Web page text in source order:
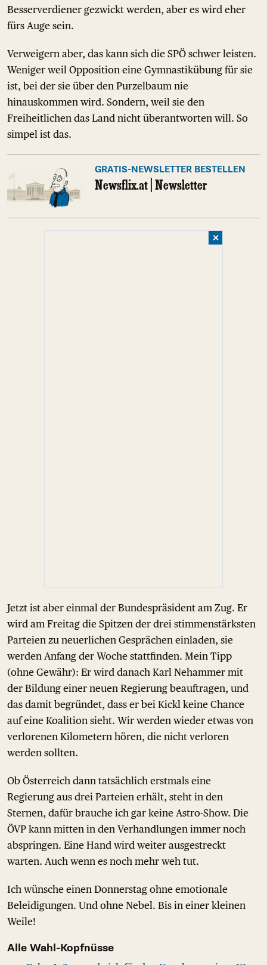
Besserverdiener gezwickt werden, aber es wird eher
fürs Auge sein.
Verweigern aber, das kann sich die SPÖ schwer leisten.
Weniger weil Opposition eine Gymnastikübung für sie
ist, bei der sie über den Purzelbaum nie
hinauskommen wird. Sondern, weil sie den
Freiheitlichen das Land nicht überantworten will. So
simpel ist das.
GRATIS-NEWSLETTER BESTELLEN
Newsflix.at | Newsletter
✕
Jetzt ist aber einmal der Bundespräsident am Zug. Er
wird am Freitag die Spitzen der drei stimmenstärksten
Parteien zu neuerlichen Gesprächen einladen, sie
werden Anfang der Woche stattfinden. Mein Tipp
(ohne Gewähr): Er wird danach Karl Nehammer mit
der Bildung einer neuen Regierung beauftragen, und
das damit begründet, dass er bei Kickl keine Chance
auf eine Koalition sieht. Wir werden wieder etwas von
verlorenen Kilometern hören, die nicht verloren
werden sollten.
Ob Österreich dann tatsächlich erstmals eine
Regierung aus drei Parteien erhält, steht in den
Sternen, dafür brauche ich gar keine Astro-Show. Die
ÖVP kann mitten in den Verhandlungen immer noch
abspringen. Eine Hand wird weiter ausgestreckt
warten. Auch wenn es noch mehr weh tut.
Ich wünsche einen Donnerstag ohne emotionale
Beleidigungen. Und ohne Nebel. Bis in einer kleinen
Weile!
Alle Wahl-Kopfnüsse